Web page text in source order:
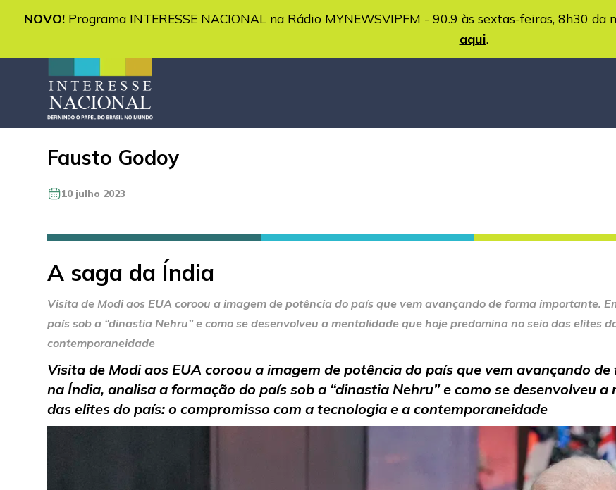
NOVO! Programa INTERESSE NACIONAL na Rádio MYNEWSVIPFM - 90.9 às sextas-feiras, 8h30 da
aqui.
Fausto Godoy
10 julho 2023
A saga da Índia
Visita de Modi aos EUA coroou a imagem de potência do país que vem avançando de forma importante.
país sob a “dinastia Nehru” e como se desenvolveu a mentalidade que hoje predomina no seio das elites
contemporaneidade
Visita de Modi aos EUA coroou a imagem de potência do país que vem avançando
na Índia, analisa a formação do país sob a “dinastia Nehru” e como se desenvolveu
das elites do país: o compromisso com a tecnologia e a contemporaneidade